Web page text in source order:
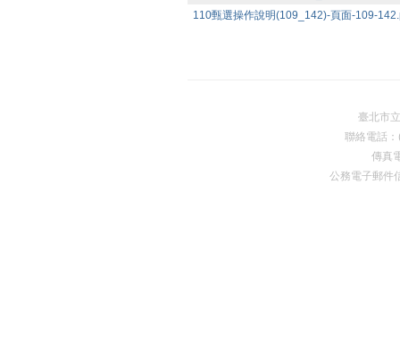
110甄選操作說明(109_142)-頁面-109-
臺北市
聯絡電話
傳真
公務電子郵件